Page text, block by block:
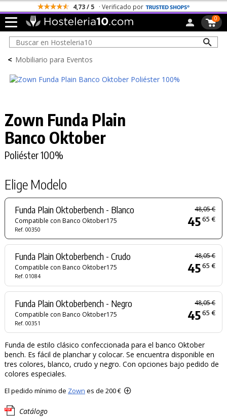
4,73 / 5 · Verificado por
0
< Mobiliario para Eventos
Zown Funda Plain
Banco Oktober
Poliéster 100%
Elige Modelo
Funda Plain Oktoberbench - Blanco
Compatible con Banco Oktober175
Ref. 00350
48,05 €
4565 €
Funda Plain Oktoberbench - Crudo
Compatible con Banco Oktober175
Ref. 01084
48,05 €
4565 €
Funda Plain Oktoberbench - Negro
Compatible con Banco Oktober175
Ref. 00351
48,05 €
4565 €
Funda de estilo clásico confeccionada para el banco Oktober
bench. Es fácil de planchar y colocar. Se encuentra disponible en
tres colores, blanco, crudo y negro. Con opciones bajo pedido de
colores especiales.
El pedido mínimo de Zown es de 200 €
Catálogo